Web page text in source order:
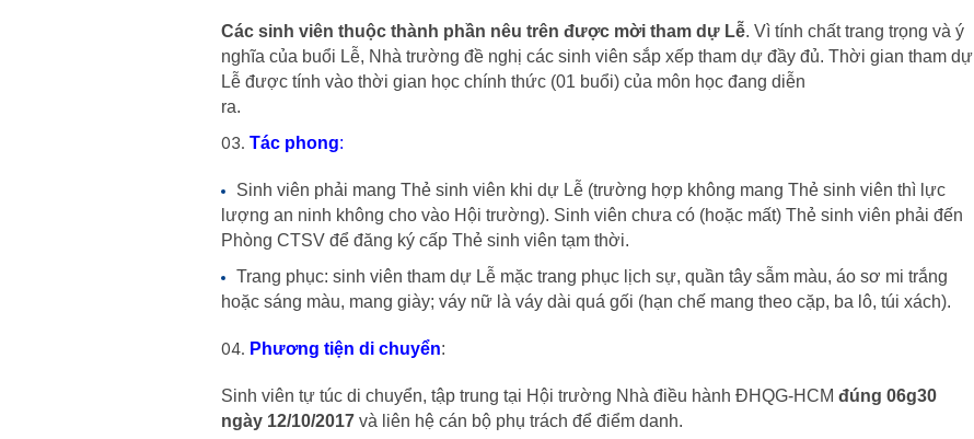
Các sinh viên thuộc thành phần nêu trên được mời tham dự Lễ. Vì tính chất trang trọng và ý
nghĩa của buổi Lễ, Nhà trường đề nghị các sinh viên sắp xếp tham dự đầy đủ. Thời gian tham dự
Lễ được tính vào thời gian học chính thức (01 buổi) của môn học đang diễn
ra.
Tác phong:
Sinh viên phải mang Thẻ sinh viên khi dự Lễ (trường hợp không mang Thẻ sinh viên thì lực
lượng an ninh không cho vào Hội trường). Sinh viên chưa có (hoặc mất) Thẻ sinh viên phải đến
Phòng CTSV để đăng ký cấp Thẻ sinh viên tạm thời.
Trang phục: sinh viên tham dự Lễ mặc trang phục lịch sự, quần tây sẫm màu, áo sơ mi trắng
hoặc sáng màu, mang giày; váy nữ là váy dài quá gối (hạn chế mang theo cặp, ba lô, túi xách).
Phương tiện di chuyển:
Sinh viên tự túc di chuyển, tập trung tại Hội trường Nhà điều hành ĐHQG-HCM đúng 06g30
ngày 12/10/2017 và liên hệ cán bộ phụ trách để điểm danh.